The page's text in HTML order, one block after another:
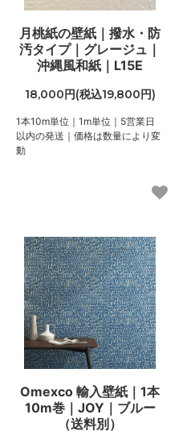
月桃紙の壁紙｜撥水・防
汚タイプ｜グレージュ｜
沖縄風和紙｜L15E
18,000円(税込19,800円)
1本10m単位｜1m単位｜5営業日
以内の発送｜価格は数量により変
動
Omexco 輸入壁紙｜1本
10m巻｜JOY｜ブルー
（送料別）